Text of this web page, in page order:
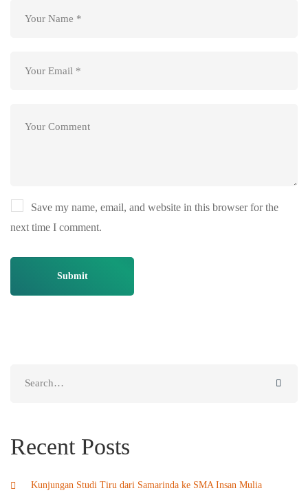
Save my name, email, and website in this browser for the
next time I comment.
Recent Posts
Kunjungan Studi Tiru dari Samarinda ke SMA Insan Mulia